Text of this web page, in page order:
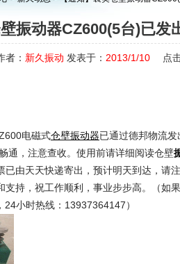
壁振动器CZ600(5台)已
者： 新久振动 发表于： 2013/1/10 点
电磁式仓壁振动器已通过德邦物流
通，注意查收。使用前请详细阅读仓壁
由天天快递寄出，预计明天到达，请
持，祝工作顺利，事业步步高。（如
小时热线：13937364147）